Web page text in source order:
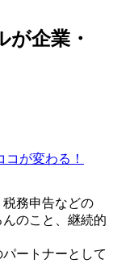
が変わる！
税務申告などの
のこと、継続的
ートナーとして